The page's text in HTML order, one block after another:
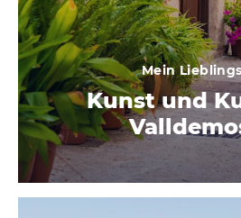
Mein
Kunst und